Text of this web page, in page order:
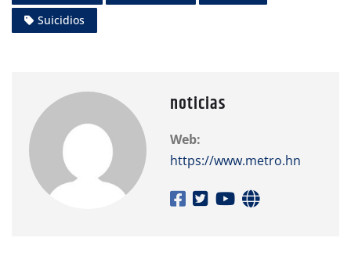
Suicidios
noticias
Web:
https://www.metro.hn